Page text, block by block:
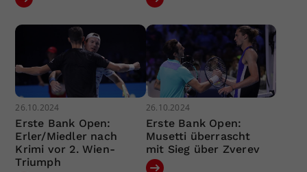
26.10.2024
Erste Bank Open:
Erler/Miedler nach
Krimi vor 2. Wien-
Triumph
26.10.2024
Erste Bank Open:
Musetti überrascht
mit Sieg über Zverev